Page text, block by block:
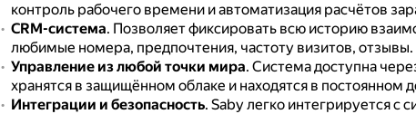
контроль рабочего времени и автоматизация расчётов
CRM-система. Позволяет фиксировать всю историю
любимые номера, предпочтения, частоту визитов, отзывы.
Управление из любой точки мира. Система доступна
хранятся в защищённом облаке и находятся в постоянном
Интеграции и безопасность. Saby легко интегрируется с